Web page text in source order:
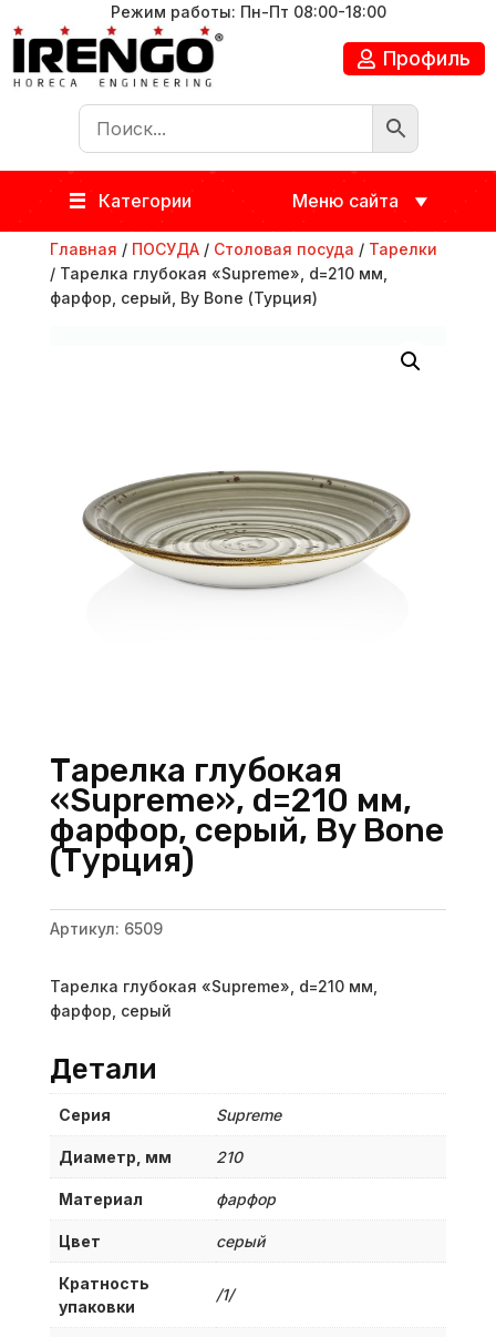
Режим работы: Пн-Пт 08:00-18:00
Профиль
Категории Меню сайта
Главная / ПОСУДА/ Столовая посуда / Тарелки
/ Тарелка глубокая «Supreme», d=210 мм,
фарфор, серый, By Bone (Турция)
Тарелка глубокая
«Supreme», d=210 мм,
фарфор, серый, By Bone
(Турция)
Артикул: 6509
Тарелка глубокая «Supreme», d=210 мм,
фарфор, серый
Детали
Серия Supreme
Диаметр, мм 210
Материал фарфор
Цвет серый
Кратность
упаковки
/1/